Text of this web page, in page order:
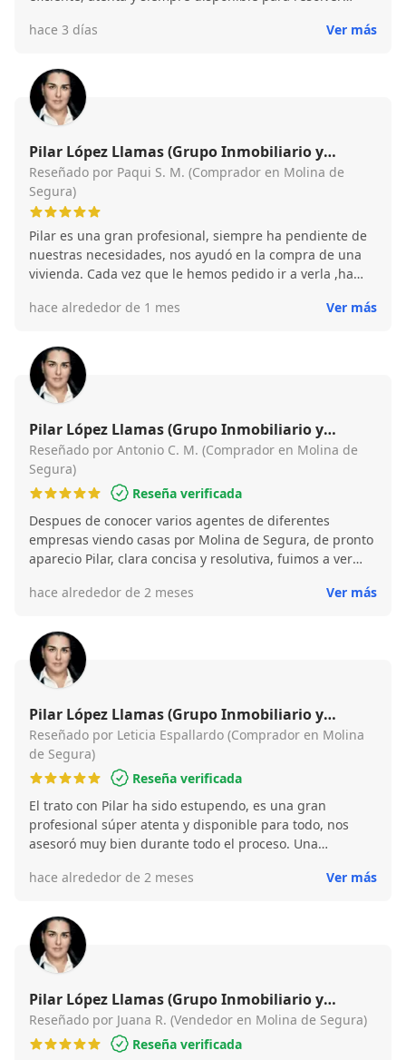
transparente de principio a fin. ¡Totalmente
hace 3 días Ver más
Pilar López Llamas (Grupo Inmobiliario y
Financiero Best House Molina de Segura)
Reseñado por Paqui S. M. (Comprador en Molina de
Segura)
Pilar es una gran profesional, siempre ha pendiente de
nuestras necesidades, nos ayudó en la compra de una
vivienda. Cada vez que le hemos pedido ir a verla ,ha
cita sin ningún problema. Es una persona muy cercana y
conseguido conseguido la vivienda en muy poquito
tiempo. Ahora hemos puesto en sus manos la venta de
la nuestra. Estamos convencidos que pronto lo
conseguirá!!!
hace alrededor de 1 mes Ver más
Pilar López Llamas (Grupo Inmobiliario y
Financiero Best House Molina de Segura)
Reseñado por Antonio C. M. (Comprador en Molina de
Segura)
Reseña verificada
Despues de conocer varios agentes de diferentes
empresas viendo casas por Molina de Segura, de pronto
aparecio Pilar, clara concisa y resolutiva, fuimos a ver
una y a pesar de que era ultima hora y ya era hora de
la tarde la estabamos reservando, ojala mas gente como
ella en este sector, hemos ganado una bella persona de
vecina.
hace alrededor de 2 meses Ver más
Pilar López Llamas (Grupo Inmobiliario y
Financiero Best House Molina de Segura)
Reseñado por Leticia Espallardo (Comprador en Molina
de Segura)
Reseña verificada
El trato con Pilar ha sido estupendo, es una gran
profesional súper atenta y disponible para todo, nos
asesoró muy bien durante todo el proceso. Una
hace alrededor de 2 meses
Ver más
Pilar López Llamas (Grupo Inmobiliario y
Financiero Best House Molina de Segura)
Reseñado por Juana R. (Vendedor en Molina de Segura)
Reseña verificada